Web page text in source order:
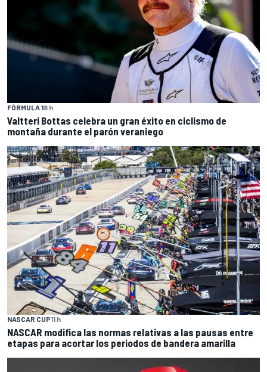
FÓRMULA 18 h
Valtteri Bottas celebra un gran éxito en ciclismo de
montaña durante el parón veraniego
NASCAR CUP11 h
NASCAR modifica las normas relativas a las pausas entre
etapas para acortar los periodos de bandera amarilla